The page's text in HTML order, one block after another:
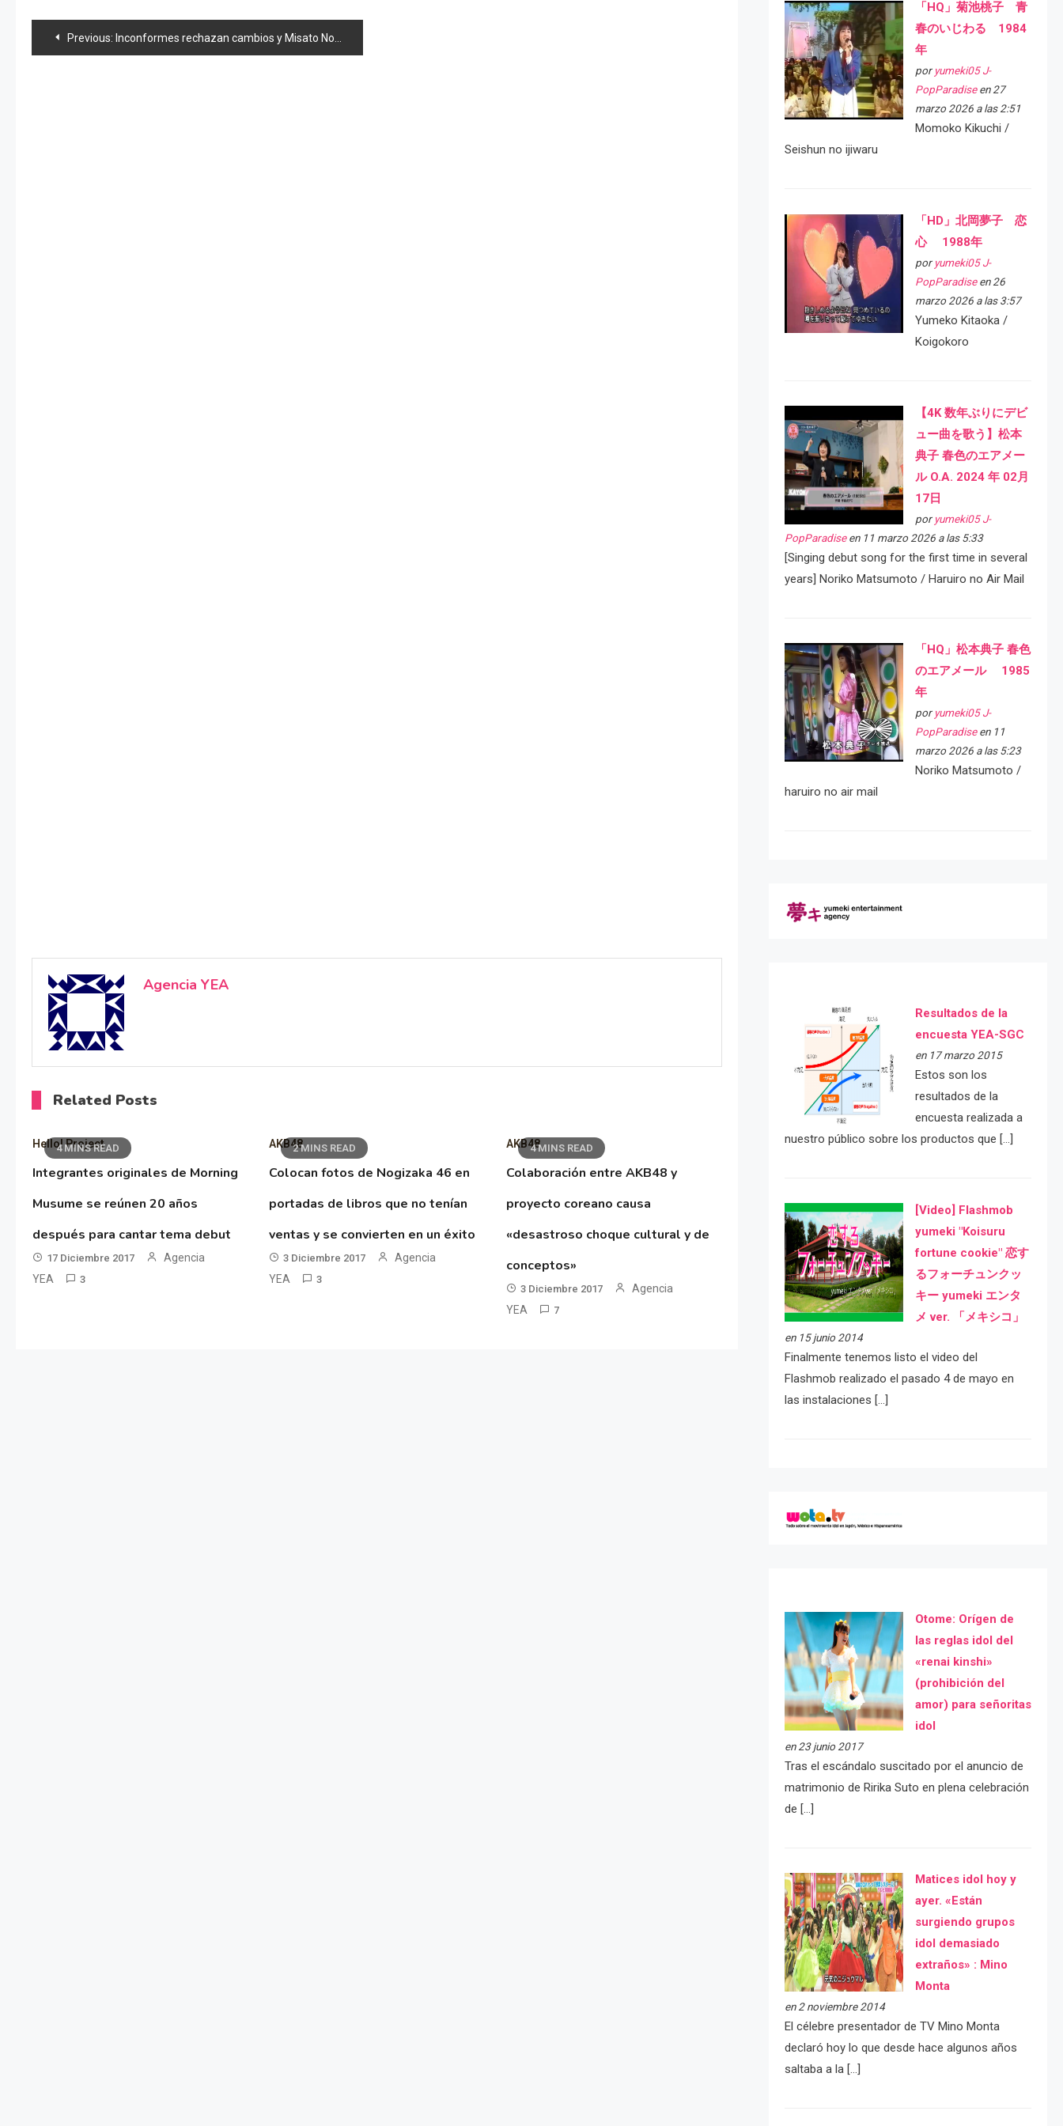
Navegación
Previous: Inconformes rechazan cambios y Misato Nonaka anuncia graduación
Agencia YEA
Related Posts
4 MINS READ
Hello! Project
Integrantes originales de Morning
Musume se reúnen 20 años
después para cantar tema debut
17 Diciembre 2017
Agencia
YEA
3
2 MINS READ
AKB48
Colocan fotos de Nogizaka 46 en
portadas de libros que no tenían
ventas y se convierten en un éxito
3 Diciembre 2017
Agencia
YEA
3
4 MINS READ
AKB48
Colaboración entre AKB48 y
proyecto coreano causa
«desastroso choque cultural y de
conceptos»
3 Diciembre 2017
Agencia
YEA
7
「HQ」菊池桃子 青
春のいじわる 1984
年
por yumeki05 J-
PopParadiseen 27
marzo 2026 a las 2:51
Momoko Kikuchi /
Seishun no ijiwaru
「HD」北岡夢子 恋
心 1988年
por yumeki05 J-
PopParadiseen 26
marzo 2026 a las 3:57
Yumeko Kitaoka /
Koigokoro
【4K 数年ぶりにデビ
ュー曲を歌う】松本
典子 春色のエアメー
ル O.A. 2024 年 02月
17日
por yumeki05 J-
PopParadiseen 11 marzo 2026 a las 5:33
[Singing debut song for the first time in several
years] Noriko Matsumoto / Haruiro no Air Mail
「HQ」松本典子 春色
のエアメール 1985
年
por yumeki05 J-
PopParadiseen 11
marzo 2026 a las 5:23
Noriko Matsumoto /
haruiro no air mail
Resultados de la
encuesta YEA-SGC
en 17 marzo 2015
Estos son los
resultados de la
encuesta realizada a
nuestro público sobre los productos que […]
[Video] Flashmob
yumeki "Koisuru
fortune cookie" 恋す
るフォーチュンクッ
キー yumeki エンタ
メ ver. 「メキシコ」
en 15 junio 2014
Finalmente tenemos listo el video del
Flashmob realizado el pasado 4 de mayo en
las instalaciones […]
Otome: Orígen de
las reglas idol del
«renai kinshi»
(prohibición del
amor) para señoritas
idol
en 23 junio 2017
Tras el escándalo suscitado por el anuncio de
matrimonio de Ririka Suto en plena celebración
de […]
Matices idol hoy y
ayer. «Están
surgiendo grupos
idol demasiado
extraños» : Mino
Monta
en 2 noviembre 2014
El célebre presentador de TV Mino Monta
declaró hoy lo que desde hace algunos años
saltaba a la […]